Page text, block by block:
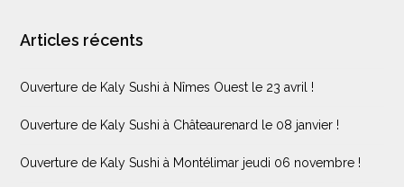
Articles récents
Ouverture de Kaly Sushi à Nîmes Ouest le 23 avril !
Ouverture de Kaly Sushi à Châteaurenard le 08 janvier !
Ouverture de Kaly Sushi à Montélimar jeudi 06 novembre !